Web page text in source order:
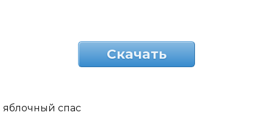
Скачать
яблочный спас